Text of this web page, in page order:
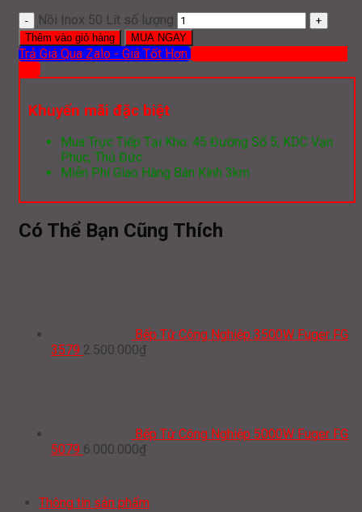
Nồi Inox 50 Lít số lượng
Thêm vào giỏ hàng MUA NGAY
Trả Giá Qua Zalo - Giá Tốt Hơn Mua hàng qua ĐT: 0919 386
012
Khuyến mãi đặc biệt
Mua Trực Tiếp Tại Kho: 45 Đường Số 5, KDC Vạn
Phúc, Thủ Đức
Miễn Phí Giao Hàng Bán Kính 3km
Có Thể Bạn Cũng Thích
Bếp Từ Công Nghiệp 3500W Fuger FG
3579 2.500.000₫
Bếp Từ Công Nghiệp 5000W Fuger FG
5079 6.000.000₫
Thông tin sản phẩm